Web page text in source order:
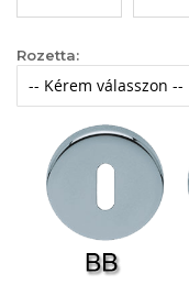
Rozetta: